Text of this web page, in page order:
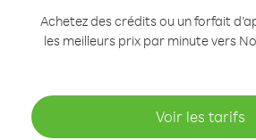
Achetez des crédits ou un forfait
les meilleurs prix par minute vers
Voir les tarifs